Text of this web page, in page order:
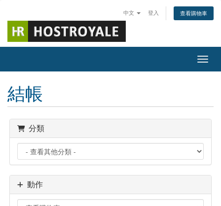
中文 登入 查看購物車
切換
結帳
分類
動作